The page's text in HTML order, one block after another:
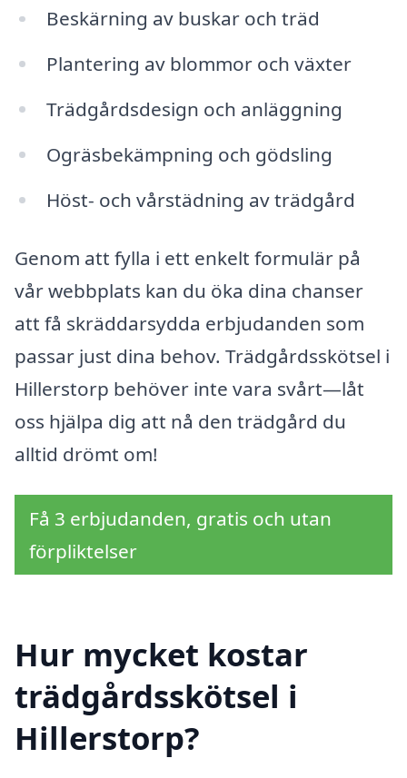
Beskärning av buskar och träd
Plantering av blommor och växter
Trädgårdsdesign och anläggning
Ogräsbekämpning och gödsling
Höst- och vårstädning av trädgård
Genom att fylla i ett enkelt formulär på
vår webbplats kan du öka dina chanser
att få skräddarsydda erbjudanden som
passar just dina behov. Trädgårdsskötsel i
Hillerstorp behöver inte vara svårt—låt
oss hjälpa dig att nå den trädgård du
alltid drömt om!
Få 3 erbjudanden, gratis och utan
förpliktelser
Hur mycket kostar
trädgårdsskötsel i
Hillerstorp?